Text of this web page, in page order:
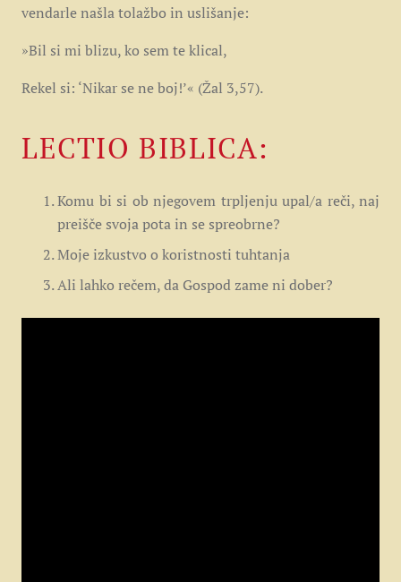
vendarle našla tolažbo in uslišanje:
»Bil si mi blizu, ko sem te klical,
Rekel si: ‘Nikar se ne boj!’« (Žal 3,57).
LECTIO BIBLICA:
Komu bi si ob njegovem trpljenju upal/a reči, naj
preišče svoja pota in se spreobrne?
Moje izkustvo o koristnosti tuhtanja
Ali lahko rečem, da Gospod zame ni dober?